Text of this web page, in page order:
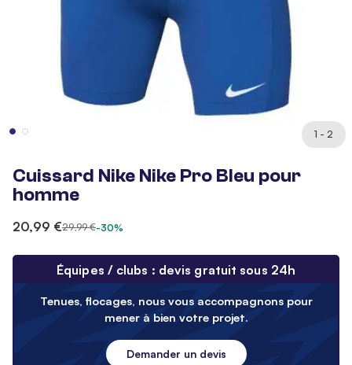
1 - 2
Cuissard Nike Nike Pro Bleu pour
homme
20,99 €29,99 €-30%
Équipes / clubs : devis gratuit sous 24h
Tenues, flocages, nous vous accompagnons pour
mener à bien votre projet.
Demander un devis